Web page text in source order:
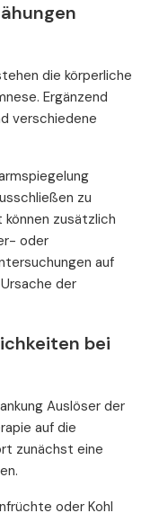
die körperliche
Ergänzend
verschiedene
zu
zusätzlich
oder
auf
der
bei
Auslöser der
auf die
zunächst eine
oder Kohl